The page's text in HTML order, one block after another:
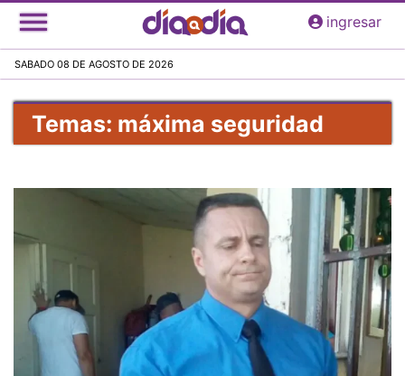
Pasar
al
principal
ingresar
SABADO 08 DE AGOSTO DE 2026
Temas: máxima seguridad